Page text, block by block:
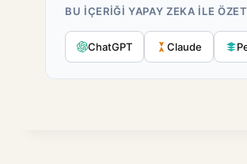
BU IÇERIĞI YAPAY ZEKA ILE
ChatGPT Claude